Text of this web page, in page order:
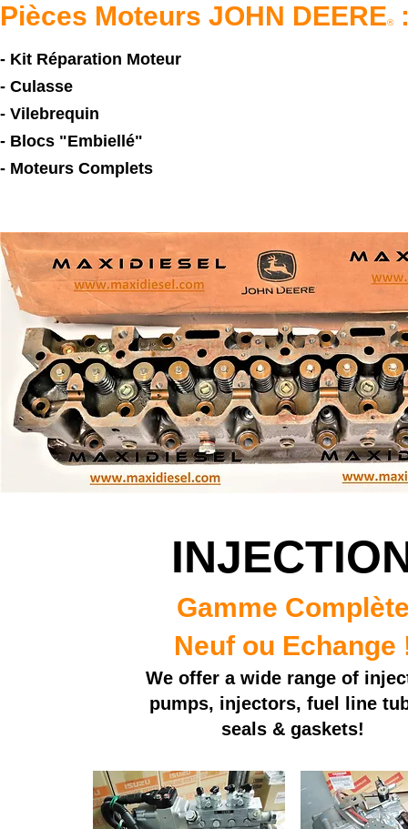
Pièces Moteurs JOHN DEERE®
- Kit Réparation Moteur
- Culasse
- Vilebrequin
- Blocs "Embiellé"
- Moteurs Complets
Gamme
Neuf ou Echange
We offer a wide range of
pumps, injectors, fuel line
seals & gaskets!